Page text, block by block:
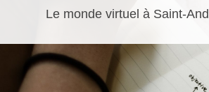
Le monde virtuel à Saint-